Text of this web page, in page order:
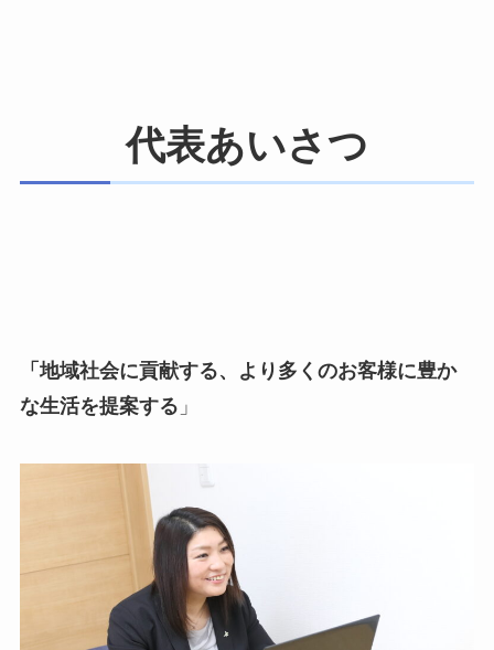
代表あいさつ
「地域社会に貢献する、より多くのお客様に豊か
な生活を提案する 」